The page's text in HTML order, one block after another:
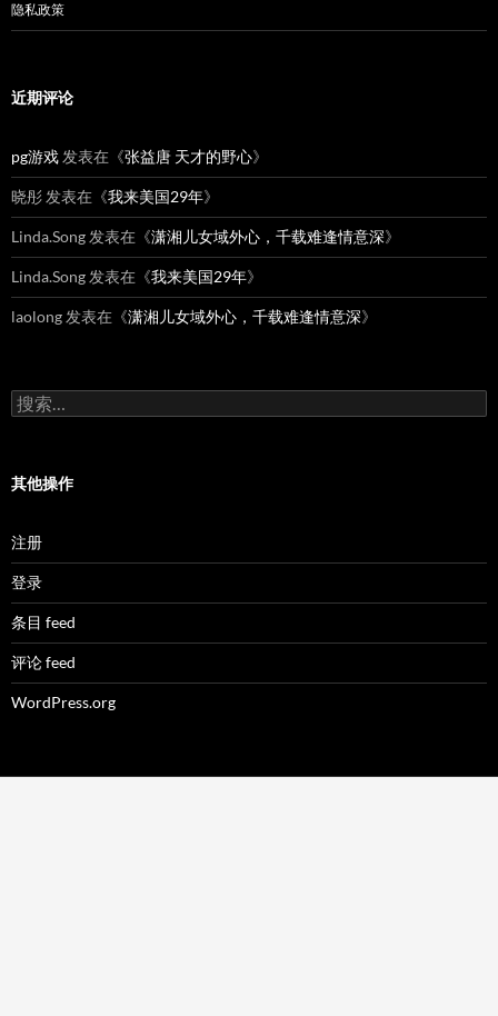
隐私政策
近期评论
pg游戏 发表在《张益唐 天才的野心》
晓彤 发表在《我来美国29年》
Linda.Song 发表在《潇湘儿女域外心，千载难逢情意深》
Linda.Song 发表在《我来美国29年》
laolong 发表在《潇湘儿女域外心，千载难逢情意深》
搜
索：
其他操作
注册
登录
条目 feed
评论 feed
WordPress.org